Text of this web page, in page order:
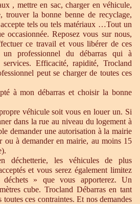
, mettre en sac, charger en véhicule,
trouver la bonne benne de recyclage,
tels ou tels matériaux …Tout un
occasionnée. Reposez vous sur nous,
ce travail et vous libérer de ces
professionnel du débarras qui à
Efficacité, rapidité, Trocland
peut se charger de toutes ces
à mon débarras et choisir la bonne
véhicule soit vous en louer un. Si
dans la rue au niveau du logement à
demander une autorisation à la mairie
ou à demander en mairie, au moins 15
déchetterie, les véhicules de plus
et vous serez également limitez
» que vous apporterez. Un
cube. Trocland Débarras en tant
toutes ces contraintes. Et nos demandes